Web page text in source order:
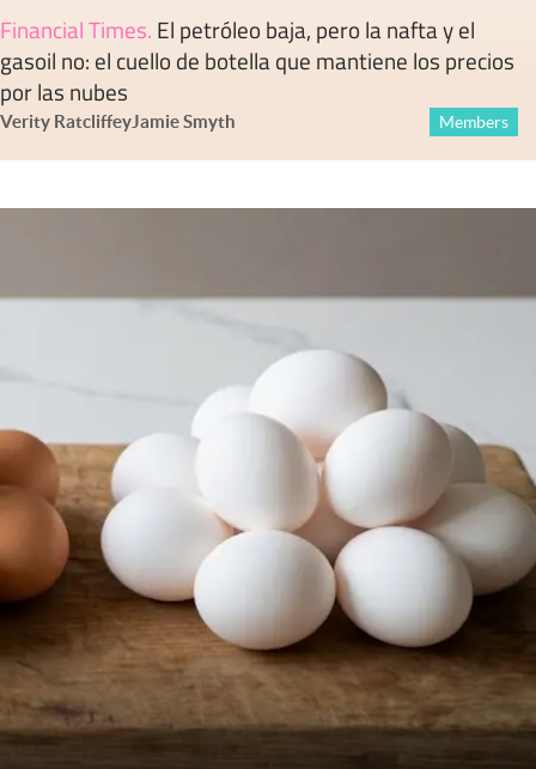
Financial Times. El petróleo baja, pero la nafta y el
gasoil no: el cuello de botella que mantiene los precios
por las nubes
Verity RatcliffeyJamie Smyth Members